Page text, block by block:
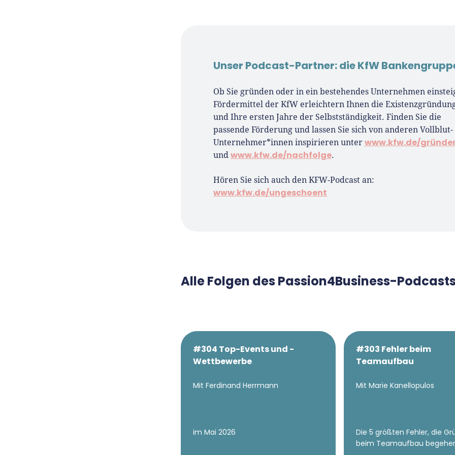
Unser Podcast-Partner: die KfW
Ob Sie gründen oder in ein bestehendes Unternehmen
Fördermittel der KfW erleichtern Ihnen die
und Ihre ersten Jahre der Selbstständigkeit. Finden Sie die
passende Förderung und lassen Sie sich von anderen Vollblut-
Unternehmer*innen inspirieren unter www.kfw.de/
und www.kfw.de/nachfolge.
Hören Sie sich auch den KFW-Podcast an:
www.kfw.de/ungeschoent
Alle Folgen des Passion4Business-Podcasts
#304 Top-Events und -
Wettbewerbe
Mit Ferdinand Herrmann
im Mai 2026
#303 Fehler beim
Teamaufbau
Mit Marie Kanellopulos
Die 5 größten Fehler, die
beim Teamaufbau